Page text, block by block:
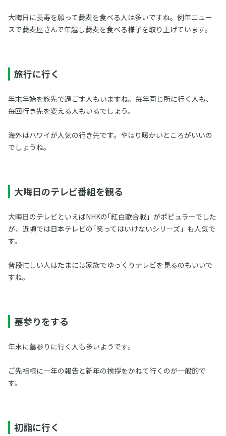
大晦日に長寿を願って蕎麦を食べる人は多いですね。例年ニュー
スで蕎麦屋さんで年越し蕎麦を食べる様子を取り上げています。
旅行に行く
年末年始を旅先で過ごす人もいますね。毎年同じ所に行く人も、
毎回行き先を変える人もいるでしょう。
海外はハワイが人気の行き先です。やはり暖かいところがいいの
でしょうね。
大晦日のテレビ番組を観る
大晦日のテレビといえばNHKの｢紅白歌合戦」がポピュラーでした
が、近頃では日本テレビの｢笑ってはいけないシリーズ」も人気で
す。
普段忙しい人はたまには家族でゆっくりテレビを見るのもいいで
すね。
墓参りをする
年末に墓参りに行く人も多いようです。
ご先祖様に一年の報告と新年の挨拶をかねて行くのが一般的で
す。
初詣に行く